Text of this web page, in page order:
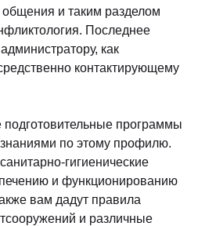
и таким разделом
Последнее
как
контактирующему
подготовительные программы
по этому профилю.
гигиенические
и функционированию
вам дадут правила
и различные